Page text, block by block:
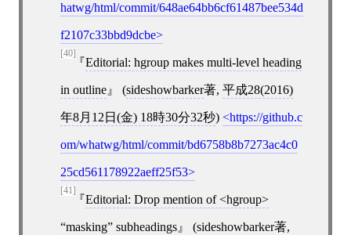
hatwg/html/commit/648ae64bb6cf61487bee534d
f2107c33bbd9dcbe
[40]
Editorial: hgroup makes multi-level heading
in outline (sideshowbarker著, 平成28(2016)
年8月12日(金) 18時30分32秒) https://github.c
om/whatwg/html/commit/bd6758b8b7273ac4c0
25cd561178922aeff25f53
[41]
Editorial: Drop mention of <hgroup>
“masking” subheadings (sideshowbarker著,